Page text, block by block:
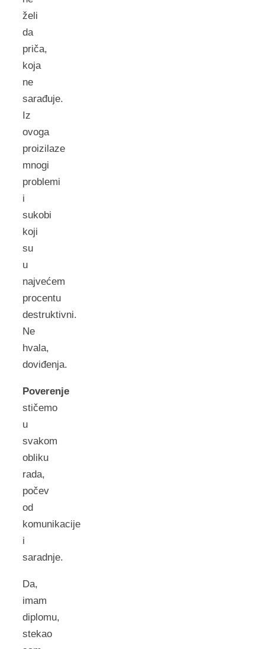
želi
da
priča,
koja
ne
sarađuje.
Iz
ovoga
proizilaze
mnogi
problemi
i
sukobi
koji
su
u
najvećem
procentu
destruktivni.
Ne
hvala,
doviđenja.
Poverenje
stičemo
u
svakom
obliku
rada,
počev
od
komunikacije
i
saradnje.
Da,
imam
diplomu,
stekao